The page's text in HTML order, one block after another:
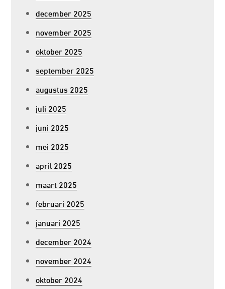
december 2025
november 2025
oktober 2025
september 2025
augustus 2025
juli 2025
juni 2025
mei 2025
april 2025
maart 2025
februari 2025
januari 2025
december 2024
november 2024
oktober 2024